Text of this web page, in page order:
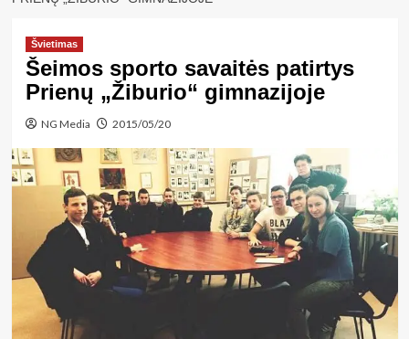
Švietimas
Šeimos sporto savaitės patirtys
Prienų „Žiburio“ gimnazijoje
NG Media 2015/05/20